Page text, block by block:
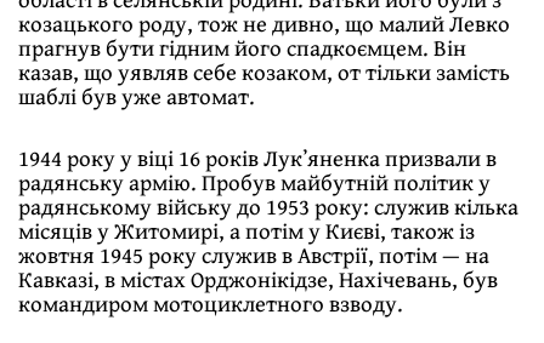
козацького роду, тож не дивно, що малий Левко
прагнув бути гідним його спадкоємцем. Він
казав, що уявляв себе козаком, от тільки замість
шаблі був уже автомат.
1944 року у віці 16 років Лукʼяненка призвали в
радянську армію. Пробув майбутній політик у
радянському війську до 1953 року: служив кілька
місяців у Житомирі, а потім у Києві, також із
жовтня 1945 року служив в Австрії, потім — на
Кавказі, в містах Орджонікідзе, Нахічевань, був
командиром мотоциклетного взводу.